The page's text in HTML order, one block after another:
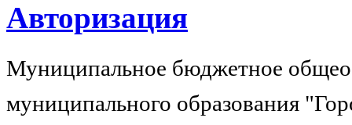
Авторизация
Муниципальное бюджетное
муниципального образования